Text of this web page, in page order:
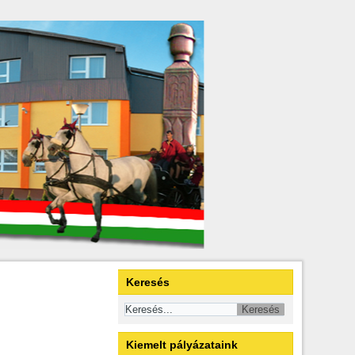
Keresés
Kiemelt pályázataink